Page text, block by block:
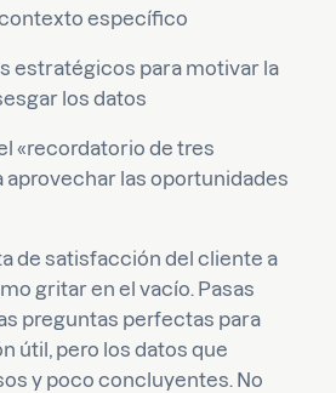
específico
estratégicos para motivar la
los datos
«recordatorio de tres
aprovechar las oportunidades
de satisfacción del cliente a
gritar en el vacío. Pasas
preguntas perfectas para
útil, pero los datos que
y poco concluyentes. No